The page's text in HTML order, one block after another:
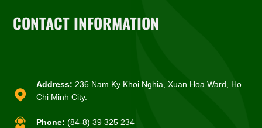
CONTACT INFORMATION
Address: 236 Nam Ky Khoi Nghia, Xuan Hoa Ward, Ho
Chi Minh City.
Phone: (84-8) 39 325 234